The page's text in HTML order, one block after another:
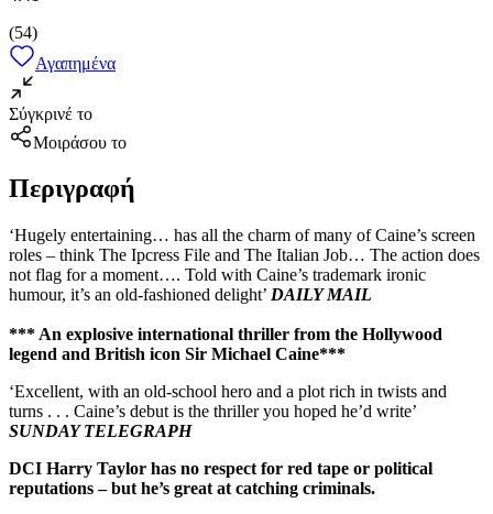
(54)
Αγαπημένα
Σύγκρινέ το
Μοιράσου το
Περιγραφή
‘Hugely entertaining… has all the charm of many of Caine’s screen
roles – think The Ipcress File and The Italian Job… The action does
not flag for a moment…. Told with Caine’s trademark ironic
humour, it’s an old-fashioned delight’ DAILY MAIL
*** An explosive international thriller from the Hollywood
legend and British icon Sir Michael Caine***
‘Excellent, with an old-school hero and a plot rich in twists and
turns . . . Caine’s debut is the thriller you hoped he’d write’
SUNDAY TELEGRAPH
DCI Harry Taylor has no respect for red tape or political
reputations – but he’s great at catching criminals.